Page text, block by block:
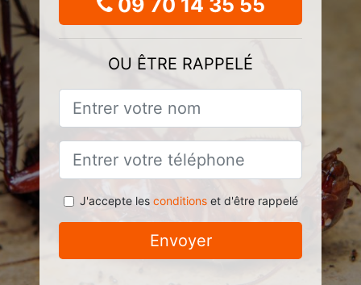
OU ÊTRE RAPPELÉ
J'accepte les conditionset d'être rappelé
Envoyer